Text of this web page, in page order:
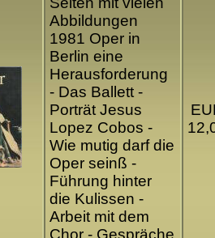
Abbildungen
1981 Oper in
Berlin eine
Herausforderung
- Das Ballett -
Porträt Jesus
Lopez Cobos -
Wie mutig darf die
Oper seinß -
Führung hinter
die Kulissen -
Arbeit mit dem
Chor - Gespräche